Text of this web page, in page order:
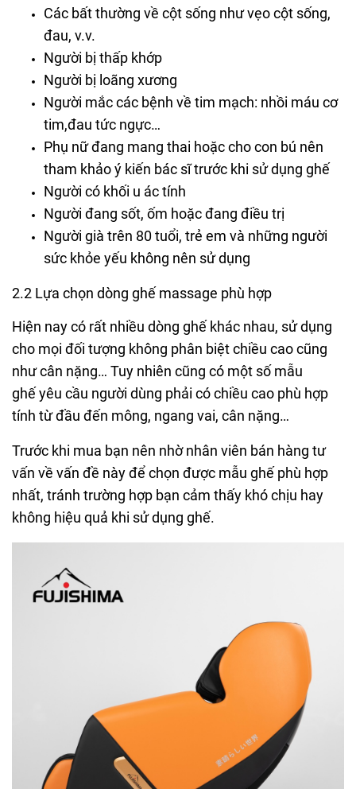
Các bất thường về cột sống như vẹo cột sống,
đau, v.v.
Người bị thấp khớp
Người bị loãng xương
Người mắc các bệnh về tim mạch: nhồi máu cơ
tim,đau tức ngực…
Phụ nữ đang mang thai hoặc cho con bú nên
tham khảo ý kiến bác sĩ trước khi sử dụng ghế
Người có khối u ác tính
Người đang sốt, ốm hoặc đang điều trị
Người già trên 80 tuổi, trẻ em và những người
sức khỏe yếu không nên sử dụng
2.2 Lựa chọn dòng ghế massage phù hợp
Hiện nay có rất nhiều dòng ghế khác nhau, sử dụng
cho mọi đối tượng không phân biệt chiều cao cũng
như cân nặng… Tuy nhiên cũng có một số mẫu
ghế yêu cầu người dùng phải có chiều cao phù hợp
tính từ đầu đến mông, ngang vai, cân nặng…
Trước khi mua bạn nên nhờ nhân viên bán hàng tư
vấn về vấn đề này để chọn được mẫu ghế phù hợp
nhất, tránh trường hợp bạn cảm thấy khó chịu hay
không hiệu quả khi sử dụng ghế.